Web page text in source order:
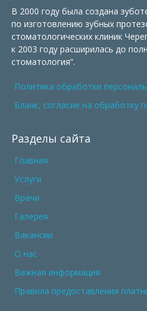
В 2000 году была создана
по изготовлению зубных
стоматологических клиник
к 2003 году расширилась до
стоматология”.
Политика обработки
Бланк, согласие на обработку
Разделы сайта
Главная
Услуги
Врачи
Галерея
Вакансии
О нас
Важная информация
Правила предоставления